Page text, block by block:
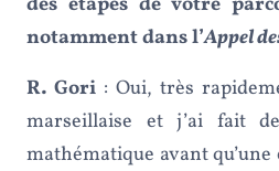
notamment dans l’Appel
R. Gori: Oui, très
marseillaise et j’ai fait
mathématique avant